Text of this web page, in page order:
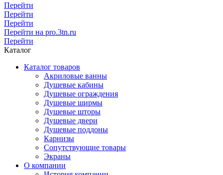
Перейти
Перейти
Перейти
Перейти на pro.3tn.ru
Перейти
Каталог
Каталог товаров
Акриловые ванны
Душевые кабины
Душевые ограждения
Душевые ширмы
Душевые шторы
Душевые двери
Душевые поддоны
Карнизы
Сопутствующие товары
Экраны
О компании